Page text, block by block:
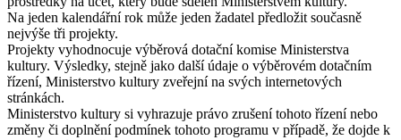
Na jeden kalendářní rok může jeden žadatel předložit současně
nejvýše tři projekty.
Projekty vyhodnocuje výběrová dotační komise Ministerstva
kultury. Výsledky, stejně jako další údaje o výběrovém dotačním
řízení, Ministerstvo kultury zveřejní na svých internetových
stránkách.
Ministerstvo kultury si vyhrazuje právo zrušení tohoto řízení nebo
změny či doplnění podmínek tohoto programu v případě, že dojde k